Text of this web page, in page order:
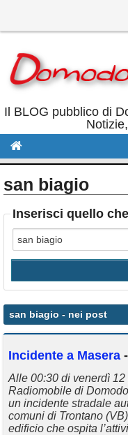
Il BLOG pubblico di
Politica
Eventi
Calendario
Annunci
san biagio
Inserisci quello
san biagio - nei post
Incidente a Masera
Alle 00:30 di venerdì
Radiomobile di
un incidente stradale
comuni di Trontano
edificio che ospita